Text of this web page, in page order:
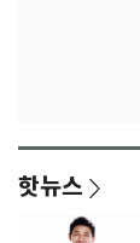
핫뉴스